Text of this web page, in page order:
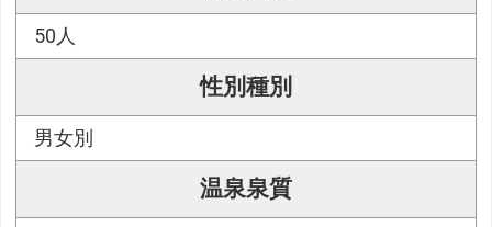
50人
性別種別
男女別
温泉泉質